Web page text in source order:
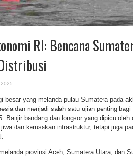
RI: Bencana
2025
besar yang melanda pulau Sumatera pada
dan menjadi salah satu ujian penting
Banjir bandang dan longsor yang dipicu
dan kerusakan infrastruktur, tetapi juga
provinsi Aceh, Sumatera Utara, dan